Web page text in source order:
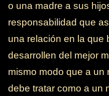
o una madre a sus
responsabilidad que
una relación en la que
desarrollen del mejor
mismo modo que a un
debe tratar como a un